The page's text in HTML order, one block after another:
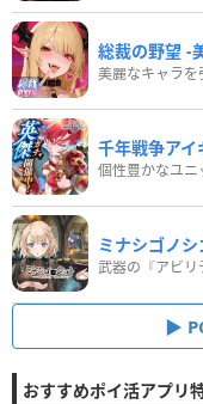
総裁の野望 -
美麗なキャラを
千年戦争アイ
個性豊かなユニ
ミナシゴノシ
おすすめポイ活アプリ